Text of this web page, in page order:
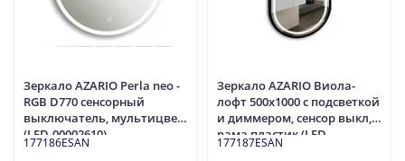
Зеркало AZARIO Perla neo -
RGB D770 сенсорный
выключатель, мультицвет
(LED-00002610)
177186ESAN
Зеркало AZARIO Виола-
лофт 500х1000 c подсветкой
и диммером, сенсор выкл,
рама пластик (LED-
00002430)
177187ESAN